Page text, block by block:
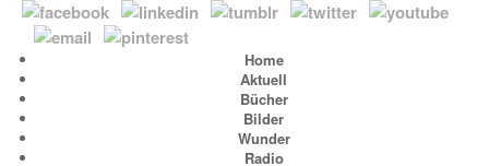
Home
Aktuell
Bücher
Bilder
Wunder
Radio